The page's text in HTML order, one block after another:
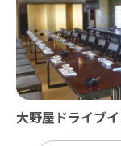
大野屋ドライブ